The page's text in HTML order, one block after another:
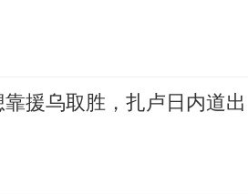
援乌取胜，扎卢日内道出